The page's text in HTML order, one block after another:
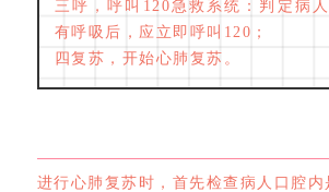
三呼，呼叫120急救系统：判定病
有呼吸后，应立即呼叫120；
四复苏，开始心肺复苏。
进行心肺复苏时，首先检查病人口腔内